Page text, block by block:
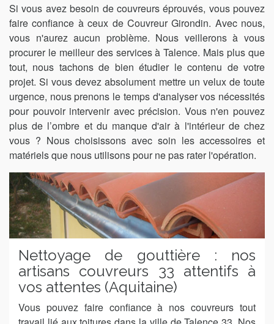
Si vous avez besoin de couvreurs éprouvés, vous pouvez
faire confiance à ceux de Couvreur Girondin. Avec nous,
vous n'aurez aucun problème. Nous veillerons à vous
procurer le meilleur des services à Talence. Mais plus que
tout, nous tachons de bien étudier le contenu de votre
projet. Si vous devez absolument mettre un velux de toute
urgence, nous prenons le temps d'analyser vos nécessités
pour pouvoir intervenir avec précision. Vous n'en pouvez
plus de l’ombre et du manque d'air à l'intérieur de chez
vous ? Nous choisissons avec soin les accessoires et
matériels que nous utilisons pour ne pas rater l'opération.
Nettoyage de gouttière : nos
artisans couvreurs 33 attentifs à
vos attentes (Aquitaine)
Vous pouvez faire confiance à nos couvreurs tout